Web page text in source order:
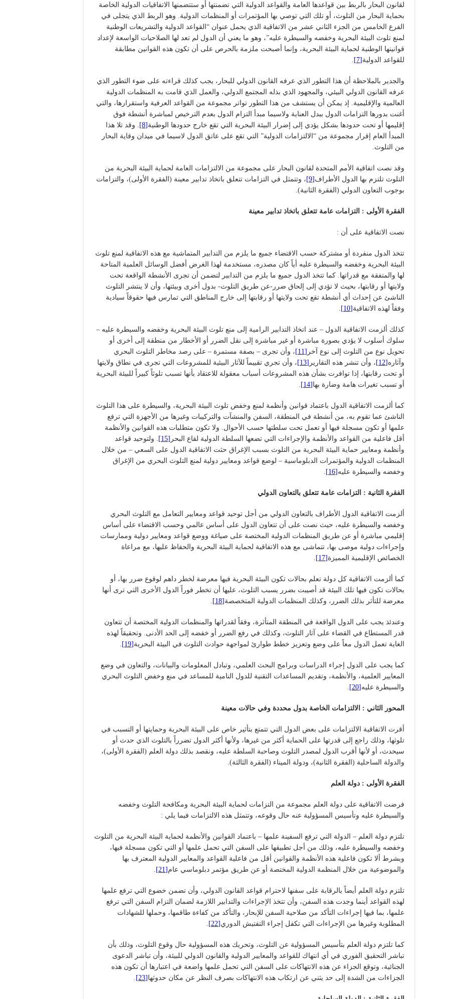
لقانون البحار بالربط بين قواعدها العامة والقواعد الدولية التي تضمنتها أو ستتضمنها الاتفاقيات الدولية الخاصة
بحماية البحار من التلوث، أو تلك التي توصي بها المؤتمرات أو المنظمات الدولية. وهو الربط الذي يتجلى في
الفرع الخامس من الجزء الثاني عشر من الاتفاقية الذي يحمل عنوان “القواعد الدولية والتشريعات الوطنية
لمنع تلوث البيئة البحرية وخفضه والسيطرة عليه”، وهو ما يعني أن الدول لم تعد لها الصلاحيات الواسعة لإعداد
قوانينها الوطنية لحماية البيئة البحرية، وإنما أصبحت ملزمة بالحرص على أن تكون هذه القوانين مطابقة
للقواعد الدولية [7]
والجدير بالملاحظة أن هذا التطور الذي عرفه القانون الدولي للبحار، يجب كذلك قراءته على ضوء التطور الذي
عرفه القانون الدولي البيئي، والمجهود الذي بذله المجتمع الدولي، والعمل الذي قامت به المنظمات الدولية
العالمية والإقليمية. إذ يمكن أن يستشف من هذا التطور تواتر مجموعة من القواعد العرفية واستقرارها، والتي
أغنت بدورها التزامات الدول ببدل العناية ولاسيما مبدأ التزام الدول بعدم الترخيص لمباشرة أنشطة فوق
إقليمها أو تحت حدودها بشكل يؤدي إلى إضرار البيئة البحرية التي تقع خارج حدودها الوطنية [8]
. وقد تلا هذا
المبدأ العام إقرار مجموعة من “الالتزامات الدولية” التي تقع على عاتق الدول لاسيما في ميدان وقاية البحار
من التلوث.
وقد نصت اتفاقية الأمم المتحدة لقانون البحار على مجموعة من الالتزامات العامة لحماية البيئة البحرية من
التلوث تلتزم بها الدول الأطراف [9]
، وتتمثل في التزامات تتعلق باتخاذ تدابير معينة (الفقرة الأولى)، والتزامات
بوجوب التعاون الدولي (الفقرة الثانية).
الفقرة الأولى : التزامات عامة تتعلق باتخاذ تدابير معينة
نصت الاتفاقية على أن :
تتخذ الدول منفردة أو مشتركة حسب الاقتضاء جميع ما يلزم من التدابير المتماشية مع هذه الاتفاقية لمنع تلوث
البيئة البحرية وخفضه والسيطرة عليه أياً كان مصدره، مستخدمة لهذا الغرض أفضل الوسائل العلمية المتاحة
لها والمتفقة مع قدراتها. كما تتخذ الدول جميع ما يلزم من التدابير لتضمن أن تجرى الأنشطة الواقعة تحت
ولايتها أو رقابتها، بحيث لا تؤدي إلى إلحاق ضرر-عن طريق التلوث- بدول أخرى وبيئتها، وأن لا ينتشر التلوث
الناشئ عن إحداث أي أنشطة تقع تحت ولايتها أو رقابتها إلى خارج المناطق التي تمارس فيها حقوقاً سيادية
وفقاً لهذه الاتفاقية [10]
كذلك ألزمت الاتفاقية الدول – عند اتخاذ التدابير الرامية إلى منع تلوث البيئة البحرية وخفضه والسيطرة عليه –
سلوك أسلوب لا يؤدي بصورة مباشرة أو غير مباشرة إلى نقل الضرر أو الأخطار من منطقة إلى أخرى أو
تحويل نوع من التلوث إلى نوع آخر [11]
، وأن تجرى – بصفة مستمرة – على رصد مخاطر التلوث البحري
وآثاره [12] ، وأن تنشر هذه التقارير [13]
، وأن تجري تقييماً للآثار البيئية للمشروعات التي تجرى في نطاق ولايتها
أو تحت رقابتها، إذا توافرت بشأن هذه المشروعات أسباب معقولة للاعتقاد بأنها تسبب تلوثاً كبيراً للبيئة البحرية
أو تسبب تغيرات هامة وضارة بها [14]
كما ألزمت الاتفاقية الدول باعتماد قوانين وأنظمة لمنع وخفض تلوث البيئة البحرية، والسيطرة على هذا التلوث
الناشئ عما تقوم به، من أنشطة في المنطقة، السفن والمنشآت والتركيبات وغيرها من الأجهزة التي ترفع
علمها أو تكون مسجلة فيها أو تعمل تحت سلطتها حسب الأحوال. ولا تكون متطلبات هذه القوانين والأنظمة
أقل فاعلية من القواعد والأنظمة والإجراءات التي تضعها السلطة الدولية لقاع البحر [15]
. ولتوحيد قواعد
وأنظمة ومعايير حماية البيئة البحرية من التلوث بسبب الإغراق حثت الاتفاقية الدول على السعي – من خلال
المنظمات الدولية والمؤتمرات الدبلوماسية – لوضع قواعد ومعايير دولية لمنع التلوث البحري من الإغراق
وخفضه والسيطرة عليه [16]
الفقرة الثانية : التزامات عامة تتعلق بالتعاون الدولي
ألزمت الاتفاقية الدول الأطراف بالتعاون الدولي من أجل توحيد قواعد ومعايير التعامل مع التلوث البحري
وخفضه والسيطرة عليه، حيث نصت على أن تتعاون الدول على أساس عالمي وحسب الاقتضاء على أساس
إقليمي مباشرة أو عن طريق المنظمات الدولية المختصة على صياغة ووضع قواعد ومعايير دولية وممارسات
وإجراءات دولية موصى بها، تتماشى مع هذه الاتفاقية لحماية البيئة البحرية والحفاظ عليها، مع مراعاة
الخصائص الإقليمية المميزة [17]
كما ألزمت الاتفاقية كل دولة تعلم بحالات تكون البيئة البحرية فيها معرضة لخطر داهم لوقوع ضرر بها، أو
بحالات تكون فيها تلك البيئة قد أصيبت بضرر يسبب التلوث، عليها أن تخطر فوراً الدول الأخرى التي ترى أنها
معرضة للتأثر بذلك الضرر، وكذلك المنظمات الدولية المتخصصة [18]
وعندئذ يجب على الدول الواقعة في المنطقة المتأثرة، وفقاً لقدراتها والمنظمات الدولية المختصة أن تتعاون
قدر المستطاع في القضاء على آثار التلوث، وكذلك في رفع الضرر أو خفضه إلى الحد الأدنى. وتحقيقاً لهذه
الغاية تعمل الدول معاً على وضع وتعزيز خطط طوارئ لمواجهة حوادث التلوث في البيئة البحرية [19]
كما يجب على الدول إجراء الدراسات وبرامج البحث العلمي، وتبادل المعلومات والبيانات، والتعاون في وضع
المعايير العلمية، والأنظمة، وتقديم المساعدات التقنية للدول النامية للمساعد في منع وخفض التلوث البحري
والسيطرة عليه [20]
المحور الثاني : الالتزامات الخاصة بدول محددة وفي حالات معينة
أقرت الاتفاقية الالتزامات على بعض الدول التي تتمتع بتأثير خاص على البيئة البحرية وحمايتها أو التسبب في
تلوثها، وذلك راجع إلى قدرتها على الحماية أكثر من غيرها، ولأنها أكثر الدول تضرراً بالتلوث الذي حدث أو
سيحدث، أو لأنها أقرب الدول لمصدر التلوث وصاحبة السلطة عليه، ونقصد بذلك دولة العلم (الفقرة الأولى)،
والدولة الساحلية (الفقرة الثانية)، ودولة الميناء (الفقرة الثالثة).
الفقرة الأولى : دولة العلم
فرضت الاتفاقية على دولة العلم مجموعة من التزامات لحماية البيئة البحرية ومكافحة التلوث وخفضه
والسيطرة عليه وتأسيس المسؤولية عنه حال وقوعه، وتتمثل هذه الالتزامات فيما يلي :
تلتزم دولة العلم – الدولة التي ترفع السفينة علمها – باعتماد القوانين والأنظمة لحماية البيئة البحرية من التلوث
وخفضه والسيطرة عليه، وذلك من أجل تطبيقها على السفن التي تحمل علمها أو التي تكون مسجلة فيها،
وبشرط ألا تكون فاعلية هذه الأنظمة والقوانين أقل من فاعلية القواعد والمعايير الدولية المعترف بها
والموضوعية من خلال المنظمة الدولية المختصة أو عن طريق مؤتمر دبلوماسي عام [21]
تلتزم دولة العلم أيضاً بالرقابة على سفنها لاحترام قواعد القانون الدولي، وأن تضمن خضوع التي ترفع علمها
لهذه القواعد أينما وجدت هذه السفن، وأن تتخذ الإجراءات والتدابير اللازمة لضمان التزام السفن التي ترفع
علمها، بما فيها إجراءات التأكد من صلاحية السفن للإبحار، والتأكد من كفاءة طاقمها، وحملها للشهادات
المطلوبة وغيرها من الإجراءات التي تكفل إجراء التفتيش الدوري [22]
كما تلتزم دولة العلم بتأسيس المسؤولية عن التلوث، وتحريك هذه المسؤولية حال وقوع التلوث، وذلك بأن
تباشر التحقيق الفوري في أي انتهاك للقواعد والمعايير الدولية والقانون الدولي للبيئة، وأن تباشر الدعوى
الجنائية، وتوقع الجزاء عن هذه الانتهاكات على السفن التي تحمل علمها واضعة في اعتبارها أن تكون هذه
الجزاءات من الشدة إلى حد يثني عن ارتكاب هذه الانتهاكات بصرف النظر عن مكان حدوثها [23]